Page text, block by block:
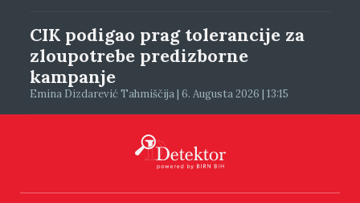
CIK podigao prag tolerancije za
zloupotrebe predizborne
kampanje
Emina Dizdarević Tahmiščija | 6. Augusta 2026 | 13:15